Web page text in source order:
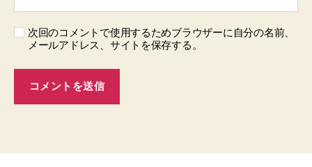
次回のコメントで使用するためブラウザーに自分の名前、
メールアドレス、サイトを保存する。